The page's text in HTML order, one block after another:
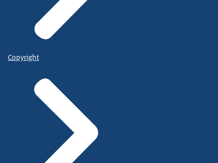
Copyright